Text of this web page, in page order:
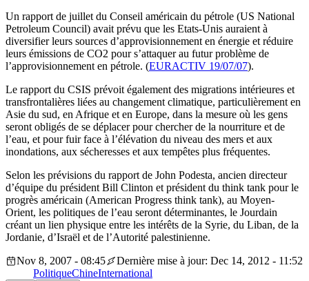
Un rapport de juillet du Conseil américain du pétrole (US National
Petroleum Council) avait prévu que les Etats-Unis auraient à
diversifier leurs sources d’approvisionnement en énergie et réduire
leurs émissions de CO2 pour s’attaquer au futur problème de
l’approvisionnement en pétrole. (EURACTIV 19/07/07).
Le rapport du CSIS prévoit également des migrations intérieures et
transfrontalières liées au changement climatique, particulièrement en
Asie du sud, en Afrique et en Europe, dans la mesure où les gens
seront obligés de se déplacer pour chercher de la nourriture et de
l’eau, et pour fuir face à l’élévation du niveau des mers et aux
inondations, aux sécheresses et aux tempêtes plus fréquentes.
Selon les prévisions du rapport de John Podesta, ancien directeur
d’équipe du président Bill Clinton et président du think tank pour le
progrès américain (American Progress think tank), au Moyen-
Orient, les politiques de l’eau seront déterminantes, le Jourdain
créant un lien physique entre les intérêts de la Syrie, du Liban, de la
Jordanie, d’Israël et de l’Autorité palestinienne.
Nov 8, 2007 - 08:45
Dernière mise à jour: Dec 14, 2012 - 11:52
PolitiqueChineInternational